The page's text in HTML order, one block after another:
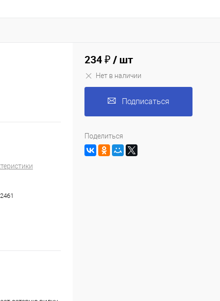
234 ₽/ шт
Нет в наличии
Подписаться
Поделиться